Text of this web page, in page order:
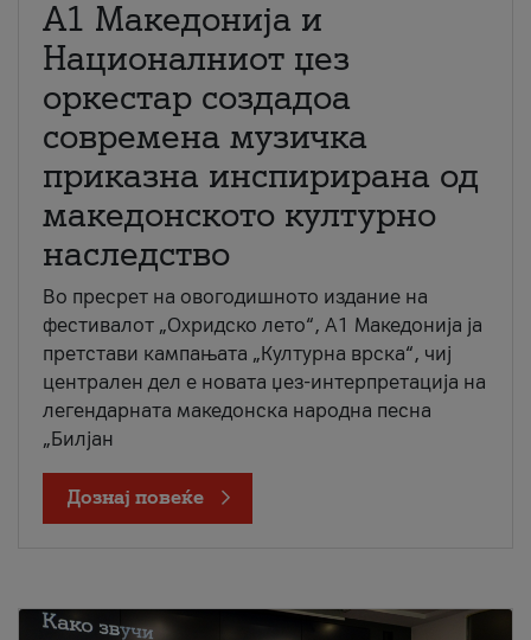
А1 Македонија и
Националниот џез
оркестар создадоа
современа музичка
приказна инспирирана од
македонското културно
наследство
Во пресрет на овогодишното издание на
фестивалот „Охридско лето“, А1 Македонија ја
претстави кампањата „Културна врска“, чиј
централен дел е новата џез-интерпретација на
легендарната македонска народна песна
„Билјан
Дознај повеќе